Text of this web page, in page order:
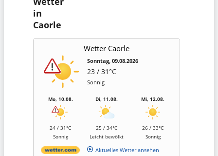
in
Caorle
Wetter Caorle
Sonntag, 09.08.2026
23 / 31°C
Sonnig
Mo, 10.08.
24 / 31°C
Sonnig
Di, 11.08.
25 / 34°C
Leicht bewölkt
Mi, 12.08.
26 / 33°C
Sonnig
Aktuelles Wetter ansehen